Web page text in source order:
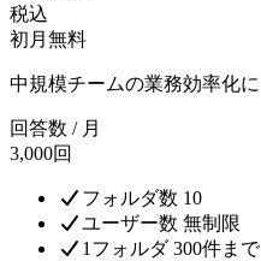
税込
初月無料
中規模チームの業務効率化に
回答数 / 月
3,000回
フォルダ数 10
ユーザー数 無制限
1フォルダ 300件まで